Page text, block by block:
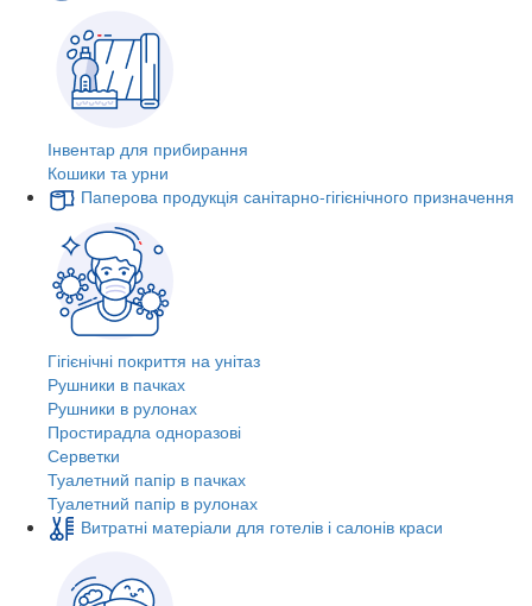
Інвентар для прибирання
Кошики та урни
Паперова продукція санітарно-гігієнічного призначення
Гігієнічні покриття на унітаз
Рушники в пачках
Рушники в рулонах
Простирадла одноразові
Серветки
Туалетний папір в пачках
Туалетний папір в рулонах
Витратні матеріали для готелів і салонів краси